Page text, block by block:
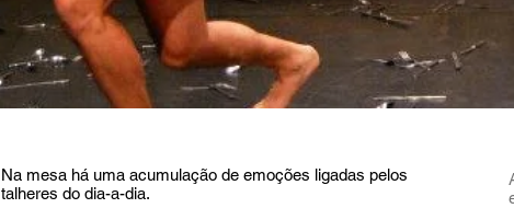
Na mesa há uma acumulação de emoções ligadas pelos
talheres do dia-a-dia.